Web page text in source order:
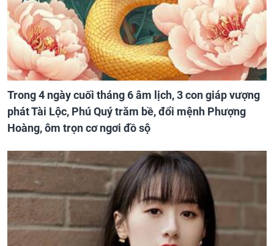
Trong 4 ngày cuối tháng 6 âm lịch, 3 con giáp vượng
phát Tài Lộc, Phú Quý trăm bề, đổi mệnh Phượng
Hoàng, ôm trọn cơ ngơi đồ sộ